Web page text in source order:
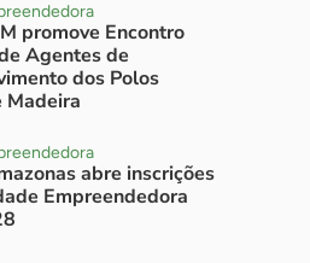
promove Encontro
Agentes de
dos Polos
Madeira
abre inscrições
Empreendedora